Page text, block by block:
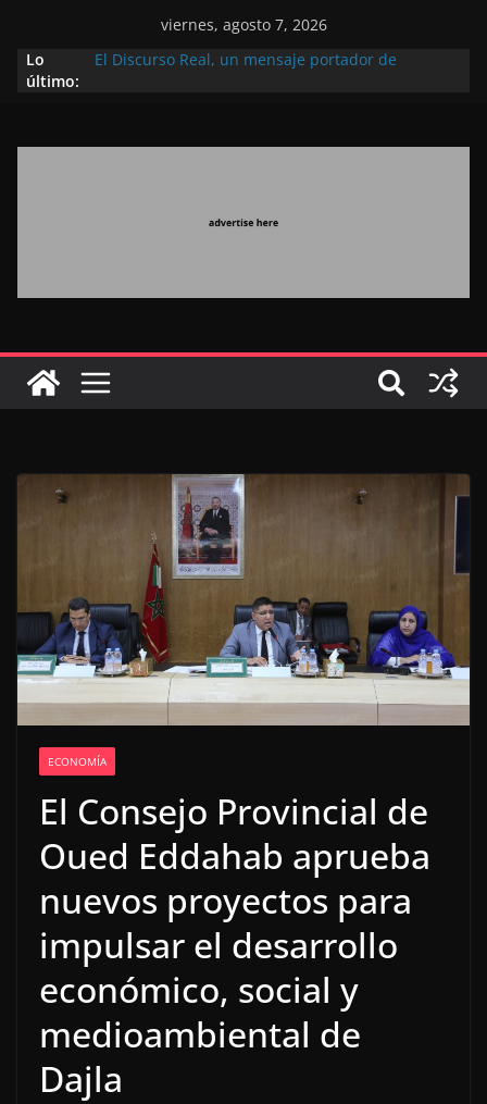
viernes, agosto 7, 2026
Lo
último:
El Discurso Real, un mensaje portador de
Extranjero: al servicio de los grandes proyectos de
Marruecos gracias a una visión estratégica
destinada a consolidar la posición de Marruecos
en una economía mundial competitiva (politólogo
marroquí-estadounidense)
ECONOMÍA
El Consejo Provincial de
Oued Eddahab aprueba
nuevos proyectos para
impulsar el desarrollo
económico, social y
medioambiental de
Dajla